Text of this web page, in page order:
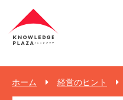
ホーム 経営のヒント